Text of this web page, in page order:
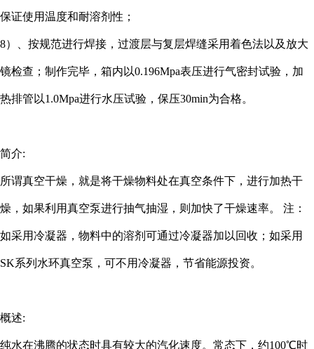
保证使用温度和耐溶剂性；
8）、按规范进行焊接，过渡层与复层焊缝采用着色法以及放大
镜检查；制作完毕，箱内以0.196Mpa表压进行气密封试验，加
热排管以1.0Mpa进行水压试验，保压30min为合格。
简介:
所谓真空干燥，就是将干燥物料处在真空条件下，进行加热干
燥，如果利用真空泵进行抽气抽湿，则加快了干燥速率。 注：
如采用冷凝器，物料中的溶剂可通过冷凝器加以回收；如采用
SK系列水环真空泵，可不用冷凝器，节省能源投资。
概述:
纯水在沸腾的状态时具有较大的汽化速度。常态下，约100℃时